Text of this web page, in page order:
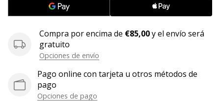
equipo!
Mostrar
todos
los
artículos
Compra por encima de €85,00y el envío será
gratuito
Opciones de envío
Pago online con tarjeta u otros métodos de
pago
Opciones de pago